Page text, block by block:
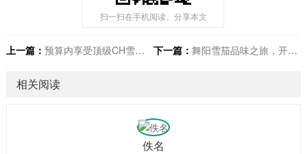
扫一扫在手机阅读、分享本文
上一篇： 预算内享受顶级CH雪茄的秘密 下一篇： 舞阳雪茄品味之旅，开启你的尊贵享受体验
相关阅读
佚名